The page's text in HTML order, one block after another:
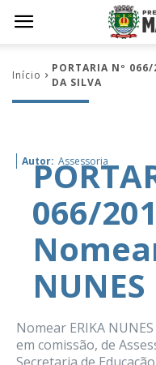
Início
PORTARIA Nº
DA SILVA
Autor: Assessoria
066/
Nomear ERIKA
em comissão, de